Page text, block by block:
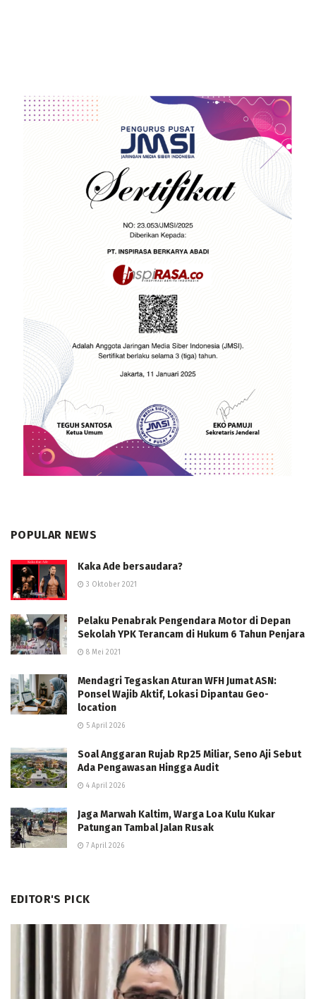
POPULAR NEWS
Kaka Ade bersaudara?
3 Oktober 2021
Pelaku Penabrak Pengendara Motor di Depan
Sekolah YPK Terancam di Hukum 6 Tahun Penjara
8 Mei 2021
Mendagri Tegaskan Aturan WFH Jumat ASN:
Ponsel Wajib Aktif, Lokasi Dipantau Geo-
location
5 April 2026
Soal Anggaran Rujab Rp25 Miliar, Seno Aji Sebut
Ada Pengawasan Hingga Audit
4 April 2026
Jaga Marwah Kaltim, Warga Loa Kulu Kukar
Patungan Tambal Jalan Rusak
7 April 2026
EDITOR'S PICK